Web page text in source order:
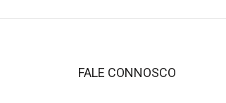
FALE CONNOSCO